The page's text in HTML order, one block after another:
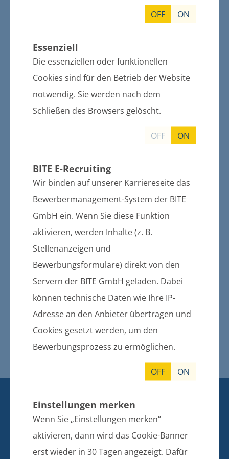
OFF ON
Essenziell
Die essenziellen oder funktionellen
Cookies sind für den Betrieb der Website
notwendig. Sie werden nach dem
Schließen des Browsers gelöscht.
OFF ON
BITE E-Recruiting
Wir binden auf unserer Karriereseite das
Bewerbermanagement-System der BITE
GmbH ein. Wenn Sie diese Funktion
aktivieren, werden Inhalte (z. B.
Stellenanzeigen und
Bewerbungsformulare) direkt von den
Servern der BITE GmbH geladen. Dabei
können technische Daten wie Ihre IP-
Adresse an den Anbieter übertragen und
Cookies gesetzt werden, um den
Bewerbungsprozess zu ermöglichen.
OFF ON
Einstellungen merken
Wenn Sie „Einstellungen merken“
aktivieren, dann wird das Cookie-Banner
erst wieder in 30 Tagen angezeigt. Dafür
Websites, auf die direkt oder indirekt
verwiesen wird. Hinsichtlich der Links
dass es keinen Einfluss auf die
Gestaltung und den Inhalt der verlinkten
Seiten hat und sich diese nicht zu eigen
macht. Diese Erklärung gilt für alle auf
der Website des Amtes Züssow
angezeigten Links.
Schäden, die aus der Nutzung der
sofern kein nachweislich vorsätzliches
oder grob fahrlässiges Handeln des
Amtes Züssow vorliegt.
Hinweis
Mit der Veröffentlichung der e-mail-
Adressen der Mitarbeiter des Amtes
Züssow besteht die Möglichkeit,
Anfragen, Informationen u.a. Texte an
uns zu senden. Es wird darauf
hingewiesen, dass Verfahrensanträge,
Widersprüche und Schriftsätze per e-
mail nicht rechtswirksam eingereicht
werden können.
BANKVERBINDUNG
Amt Züssow